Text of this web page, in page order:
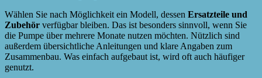
Wählen Sie nach Möglichkeit ein Modell, dessen Ersatzteile und
Zubehör verfügbar bleiben. Das ist besonders sinnvoll, wenn Sie
die Pumpe über mehrere Monate nutzen möchten. Nützlich sind
außerdem übersichtliche Anleitungen und klare Angaben zum
Zusammenbau. Was einfach aufgebaut ist, wird oft auch häufiger
genutzt.